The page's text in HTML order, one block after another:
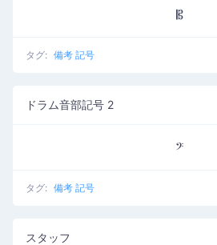
𝄡
タグ: 備考 記号
ドラム音部記号 2
𝄢
タグ: 備考 記号
スタッフ